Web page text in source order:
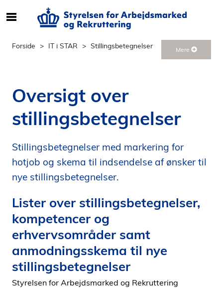
e
r
i
n
h
o
l
p
å
s
i
e
n
Forside IT i STAR Stillingsbetegnelser Mere
Oversigt over
stillingsbetegnelser
Stillingsbetegnelser med markering for
hotjob og skema til indsendelse af ønsker til
nye stillingsbetegnelser.
Lister over stillingsbetegnelser,
kompetencer og
erhvervsområder samt
anmodningsskema til nye
stillingsbetegnelser
Styrelsen for Arbejdsmarked og Rekruttering